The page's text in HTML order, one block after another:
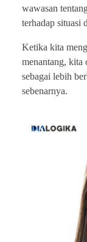
wawasan
terhadap situasi
Ketika kita
menantang, kita
sebagai lebih
sebenarnya.